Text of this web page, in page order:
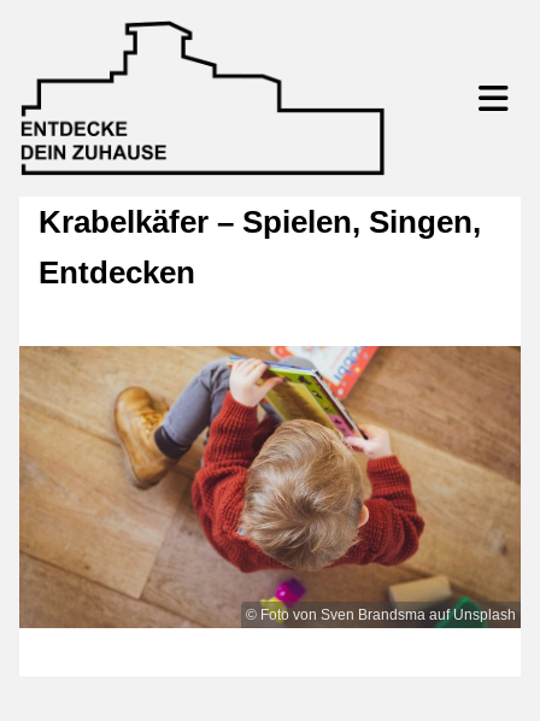
Krabelkäfer – Spielen, Singen,
Entdecken
© Foto von Sven Brandsma auf Unsplash